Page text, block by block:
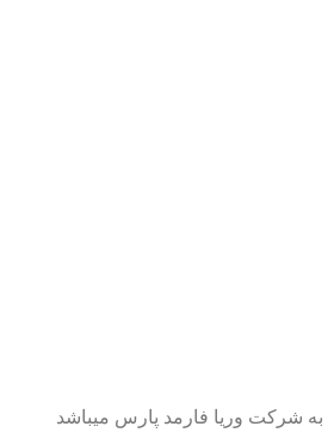
شرکت وریا فارمد پارس میباشد